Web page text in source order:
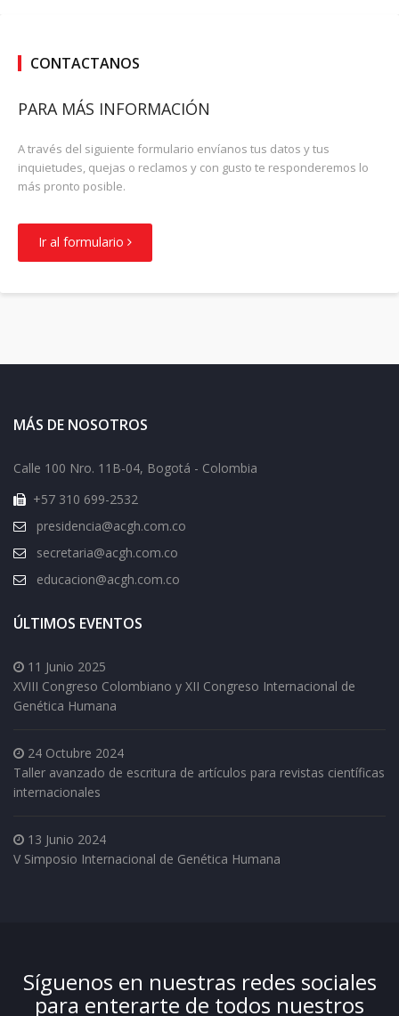
CONTACTANOS
PARA MÁS INFORMACIÓN
A través del siguiente formulario envíanos tus datos y tus
inquietudes, quejas o reclamos y con gusto te responderemos lo
más pronto posible.
Ir al formulario
MÁS DE NOSOTROS
Calle 100 Nro. 11B-04, Bogotá - Colombia
+57 310 699-2532
presidencia@acgh.com.co
secretaria@acgh.com.co
educacion@acgh.com.co
ÚLTIMOS EVENTOS
11 Junio 2025
XVIII Congreso Colombiano y XII Congreso Internacional de
Genética Humana
24 Octubre 2024
Taller avanzado de escritura de artículos para revistas científicas
internacionales
13 Junio 2024
V Simposio Internacional de Genética Humana
Síguenos en nuestras redes sociales
para enterarte de todos nuestros